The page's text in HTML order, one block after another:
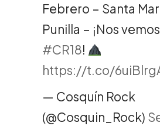
Febrero – Santa
Punilla – ¡Nos
#CR18!
https://t.co/
— Cosquín Rock
(@Cosquin_Rock)